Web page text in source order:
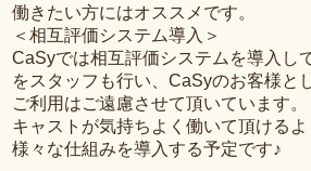
働きたい方にはオススメです。
＜相互評価システム導入＞
CaSyでは相互評価システムを導入し
をスタッフも行い、CaSyのお客様と
ご利用はご遠慮させて頂いています。
キャストが気持ちよく働いて頂ける
様々な仕組みを導入する予定です♪